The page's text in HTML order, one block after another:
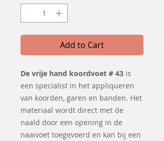
Add to Cart
De vrije hand koordvoet # 43 is
een specialist in het appliqueren
van koorden, garen en banden. Het
materiaal wordt direct met de
naald door een opening in de
naaivoet toegevoerd en kan bij een